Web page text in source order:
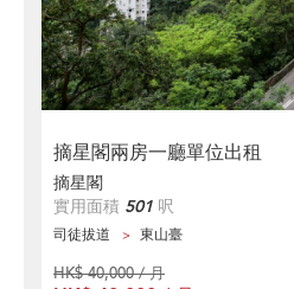
摘星閣兩房一廳單位出租
摘星閣
實用面積 501 呎
司徒拔道 東山臺
HK$ 40,000 / 月